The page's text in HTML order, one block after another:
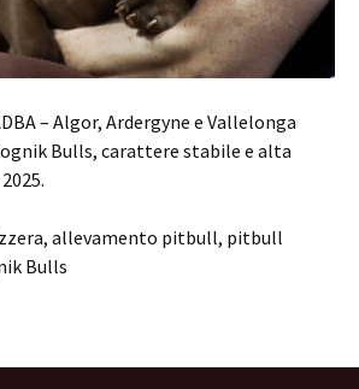
– Algor, Ardergyne e Vallelonga
Bulls, carattere stabile e alta
allevamento pitbull, pitbull
Bulls